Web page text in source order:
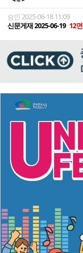
승인 2025-06-18 11:09
신문게재 2025-06-19 12면